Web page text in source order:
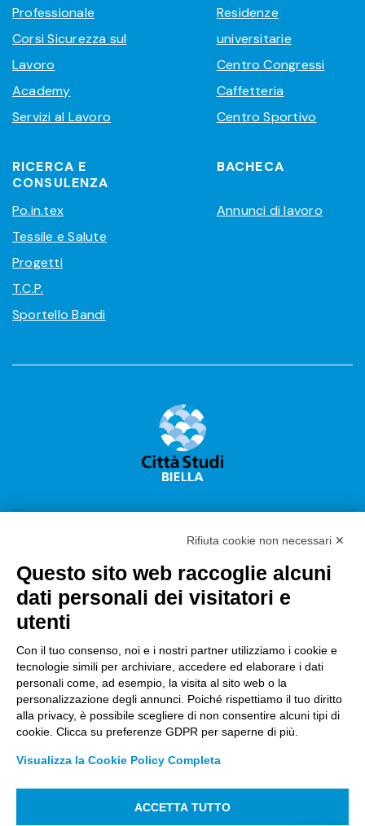
Professionale
Corsi Sicurezza sul
Lavoro
Academy
Servizi al Lavoro
Residenze
universitarie
Centro Congressi
Caffetteria
Centro Sportivo
RICERCA E
CONSULENZA
Po.in.tex
Tessile e Salute
Progetti
T.C.P.
Sportello Bandi
BACHECA
Annunci di lavoro
Città Studi S.p.A.
Sede Legale Corso G. Pella, 2 – 13900 Biella Italy –
18.235.000,00
Registro Imprese Biella C. F. e numero 01491490023 –
R.E.A. CCIAA BI n. 142579 – Partita IVA 01491490023
PEC:amm.cittastudi@pec.ptbiellese.it–
megaweb@pec.ptbiellese.it
Informative Privacy–Privacy Policy
Rifiuta cookie non necessari ✕
Questo sito web raccoglie alcuni
dati personali dei visitatori e
utenti
Con il tuo consenso, noi e i nostri partner utilizziamo i cookie e
tecnologie simili per archiviare, accedere ed elaborare i dati
personali come, ad esempio, la visita al sito web o la
personalizzazione degli annunci. Poiché rispettiamo il tuo diritto
alla privacy, è possibile scegliere di non consentire alcuni tipi di
cookie. Clicca su preferenze GDPR per saperne di più.
Visualizza la Cookie Policy Completa
ACCETTA TUTTO